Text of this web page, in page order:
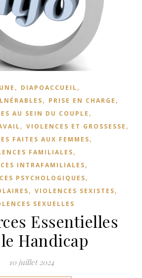
, DIAPOACCUEIL,
, PRISE EN CHARGE ,
AU SEIN DU COUPLE ,
, VIOLENCES ET GROSSESSE ,
FAITES AUX FEMMES,
FAMILIALES,
INTRAFAMILIALES,
PSYCHOLOGIQUES,
, VIOLENCES SEXISTES,
SEXUELLES
Essentielles
Handicap
10 juillet 2024